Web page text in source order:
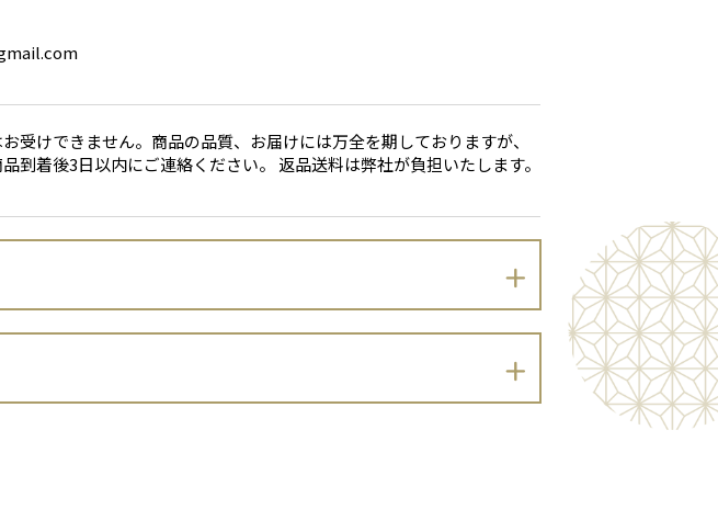
受けできません。商品の品質、お届けには万全を期しておりますが、
到着後3日以内にご連絡ください。 返品送料は弊社が負担いたします。